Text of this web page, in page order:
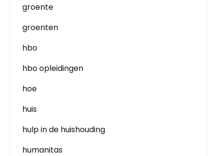
groente
groenten
hbo
hbo opleidingen
hoe
huis
hulp in de huishouding
humanitas